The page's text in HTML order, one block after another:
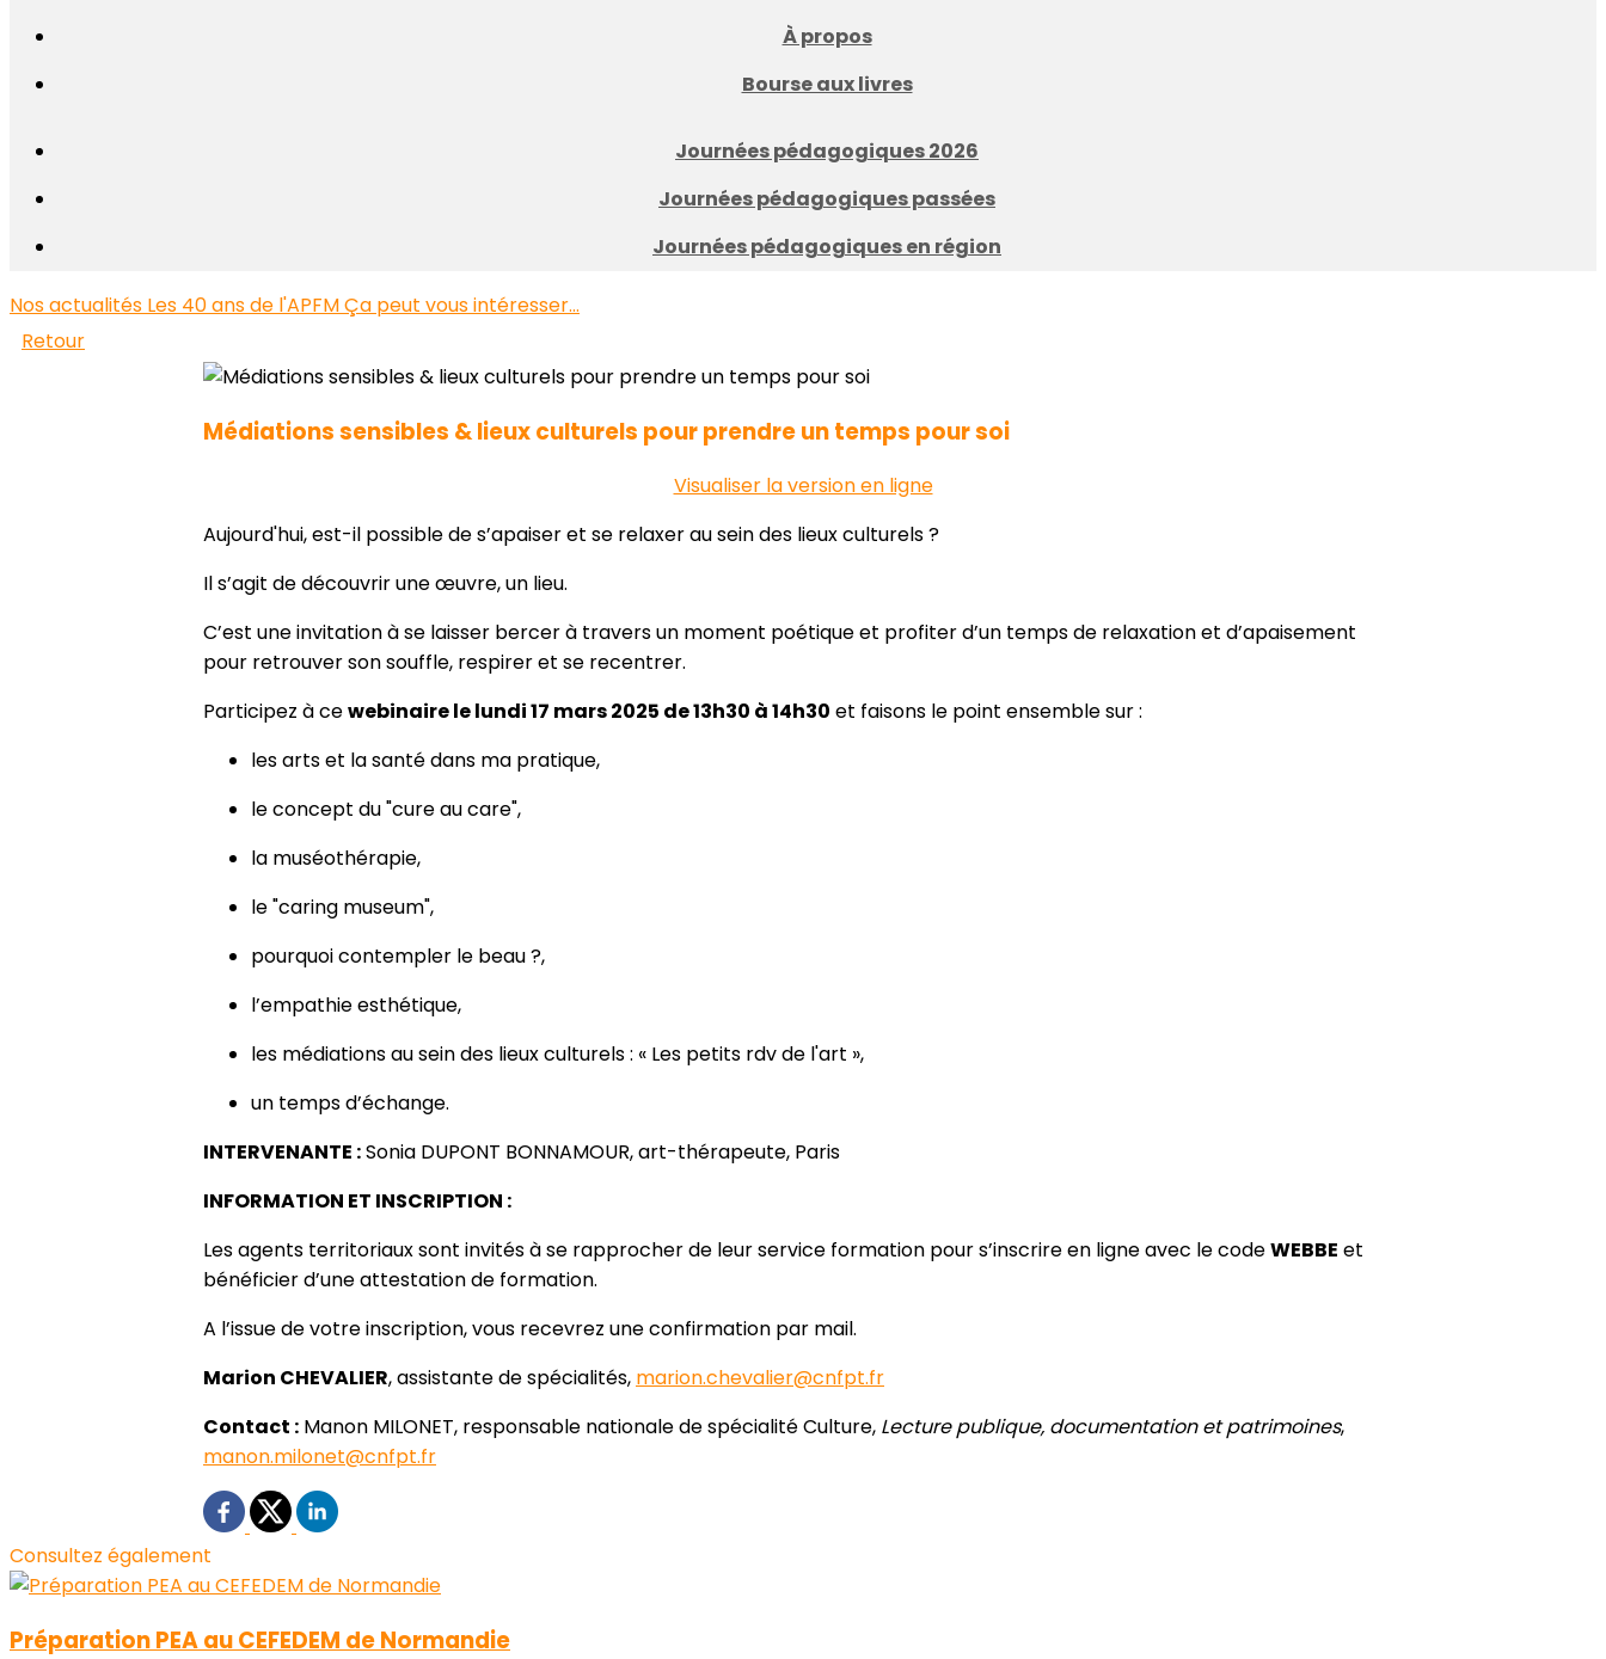
À propos
Bourse aux livres
Journées pédagogiques 2026
Journées pédagogiques passées
Journées pédagogiques en région
Nos actualités Les 40 ans de l'APFMÇa peut vous intéresser...
Retour
Médiations sensibles & lieux culturels pour prendre un temps pour soi
Visualiser la version en ligne
Aujourd'hui, est-il possible de s’apaiser et se relaxer au sein des lieux culturels ?
Il s’agit de découvrir une œuvre, un lieu.
C’est une invitation à se laisser bercer à travers un moment poétique et profiter d’un temps de relaxation et d’apaisement
pour retrouver son souffle, respirer et se recentrer.
Participez à cewebinaire le lundi 17 mars 2025 de 13h30 à 14h30 et faisons le point ensemble sur :
les arts et la santé dans ma pratique,
le concept du "cure au care",
la muséothérapie,
le "caring museum",
pourquoi contempler le beau ?,
l’empathie esthétique,
les médiations au sein des lieux culturels : « Les petits rdv de l'art »,
un temps d’échange.
INTERVENANTE :Sonia DUPONT BONNAMOUR, art-thérapeute, Paris
INFORMATION ET INSCRIPTION :
Les agents territoriaux sont invités à se rapprocher de leur service formation pour s’inscrire en ligne avec le codeWEBBE et
bénéficier d’une attestation de formation.
A l’issue de votre inscription, vous recevrez une confirmation par mail.
Marion CHEVALIER, assistante de spécialités, marion.chevalier@cnfpt.fr
Contact : Manon MILONET, responsable nationale de spécialité Culture, Lecture publique, documentation et patrimoines,
manon.milonet@cnfpt.fr
Consultez également
Préparation PEA au CEFEDEM de Normandie